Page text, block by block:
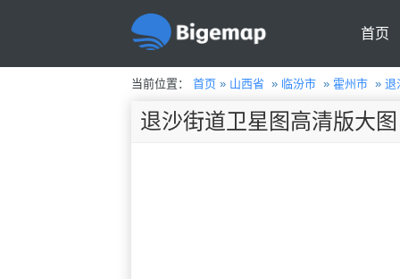
首页
当前位置： 首页» 山西省 » 临汾市» 霍州市» 退
退沙街道卫星图高清版大图